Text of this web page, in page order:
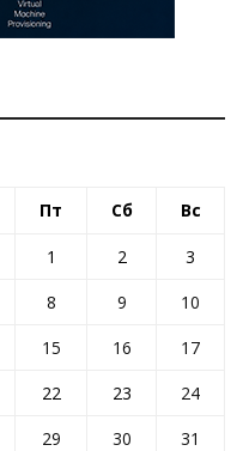
Пт Сб Вс
1 2
3
8 9
10
15 16
17
22 23
24
29 30
31